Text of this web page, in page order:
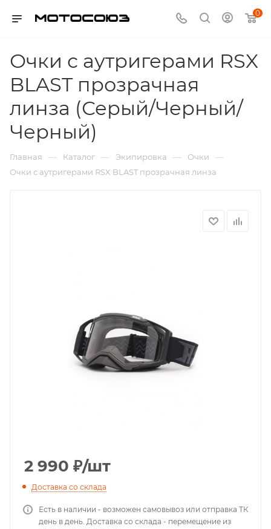
0
Очки с аутригерами RSX
BLAST прозрачная
линза (Серый/Черный/
Черный)
Главная — Каталог — Экипировка — Очки —
Очки с аутригерами RSX BLAST прозрачная линза
2 990 ₽/шт
Доставка со склада
Есть в наличии - возможен самовывоз или отправка ТК
день в день. Доставка со склада - перемещение из